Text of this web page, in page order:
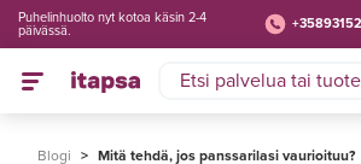
Puhelinhuolto nyt kotoa käsin 2-4
päivässä.
Blogi > Mitä tehdä, jos panssarilasi vaurioituu?